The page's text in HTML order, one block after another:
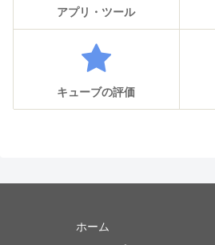
アプリ・ツール
キューブの評価
ホーム